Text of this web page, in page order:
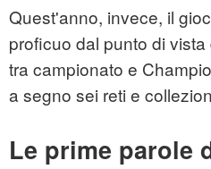
Quest'anno, invece, il
proficuo dal punto di
tra campionato e
a segno sei reti e
Le prime parole